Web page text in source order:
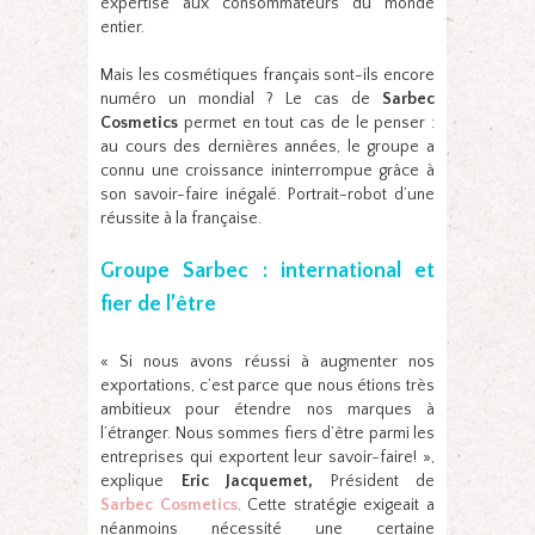
entier.
Mais les cosmétiques français sont-ils encore
numéro un mondial ? Le cas de Sarbec
Cosmetics permet en tout cas de le penser :
au cours des dernières années, le groupe a
connu une croissance ininterrompue grâce à
son savoir-faire inégalé. Portrait-robot d’une
réussite à la française.
Groupe Sarbec : international et
fier de l’être
« Si nous avons réussi à augmenter nos
exportations, c’est parce que nous étions très
ambitieux pour étendre nos marques à
l’étranger. Nous sommes fiers d’être parmi les
entreprises qui exportent leur savoir-faire! »,
explique Eric Jacquemet, Président de
Sarbec Cosmetics. Cette stratégie exigeait a
néanmoins nécessité une certaine